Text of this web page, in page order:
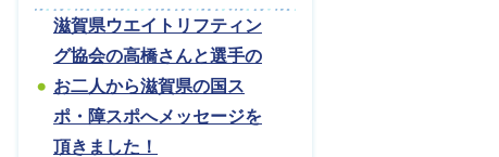
滋賀県ウエイトリフティン
グ協会の高橋さんと選手の
お二人から滋賀県の国ス
ポ・障スポへメッセージを
頂きました！